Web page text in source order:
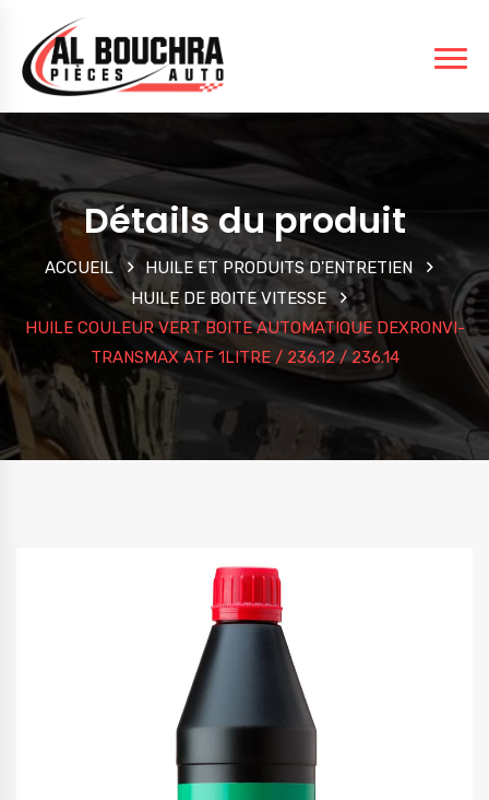
Détails du produit
ACCUEIL
HUILE ET PRODUITS D'ENTRETIEN
HUILE DE BOITE VITESSE
HUILE COULEUR VERT BOITE AUTOMATIQUE DEXRONVI-
TRANSMAX ATF 1LITRE / 236.12 / 236.14